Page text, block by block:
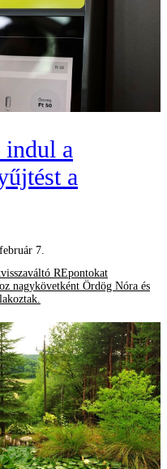
indul a
a
7.
REpontokat
nagykövetként Ördög Nóra és